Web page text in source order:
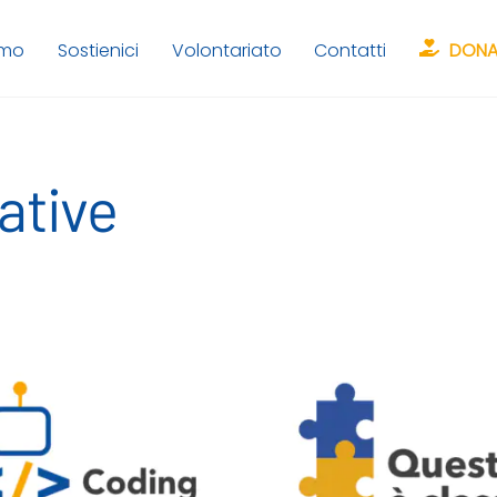
Sostienici Volontariato Contatti